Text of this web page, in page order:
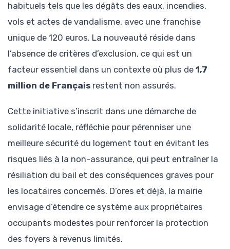
habituels tels que les dégâts des eaux, incendies,
vols et actes de vandalisme, avec une franchise
unique de 120 euros. La nouveauté réside dans
l’absence de critères d’exclusion, ce qui est un
facteur essentiel dans un contexte où plus de 1,7
million de Français restent non assurés.
Cette initiative s’inscrit dans une démarche de
solidarité locale, réfléchie pour pérenniser une
meilleure sécurité du logement tout en évitant les
risques liés à la non-assurance, qui peut entraîner la
résiliation du bail et des conséquences graves pour
les locataires concernés. D’ores et déjà, la mairie
envisage d’étendre ce système aux propriétaires
occupants modestes pour renforcer la protection
des foyers à revenus limités.